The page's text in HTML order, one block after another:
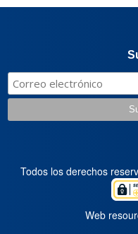
Todos los derechos
Web